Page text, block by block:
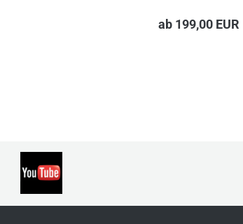
ab 199,00 EUR